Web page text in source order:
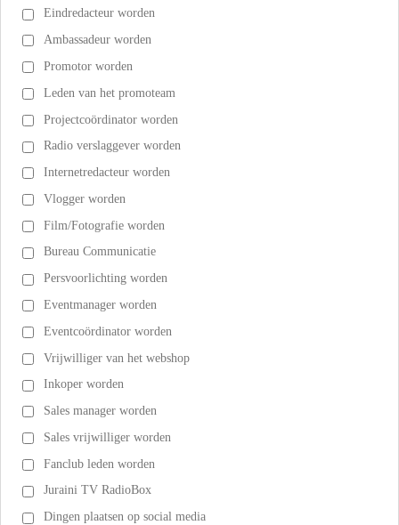
Eindredacteur worden
Ambassadeur worden
Promotor worden
Leden van het promoteam
Projectcoördinator worden
Radio verslaggever worden
Internetredacteur worden
Vlogger worden
Film/Fotografie worden
Bureau Communicatie
Persvoorlichting worden
Eventmanager worden
Eventcoördinator worden
Vrijwilliger van het webshop
Inkoper worden
Sales manager worden
Sales vrijwilliger worden
Fanclub leden worden
Juraini TV RadioBox
Dingen plaatsen op social media